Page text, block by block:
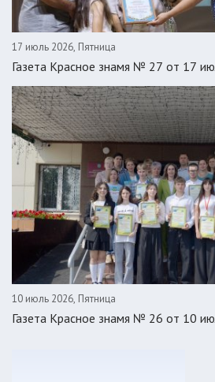
17 июль 2026, Пятница
Газета Красное знамя № 27 от 17
10 июль 2026, Пятница
Газета Красное знамя № 26 от 10